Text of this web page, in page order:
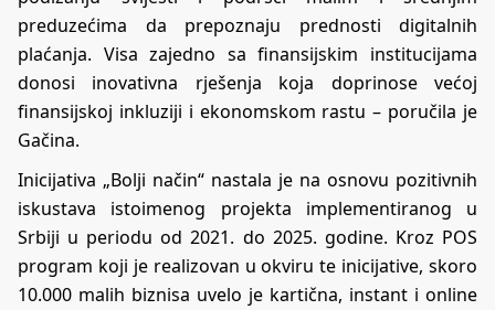
preduzećima da prepoznaju prednosti digitalnih
plaćanja. Visa zajedno sa finansijskim institucijama
donosi inovativna rješenja koja doprinose većoj
finansijskoj inkluziji i ekonomskom rastu – poručila je
Gačina.
Inicijativa „Bolji način“ nastala je na osnovu pozitivnih
iskustava istoimenog projekta implementiranog u
Srbiji u periodu od 2021. do 2025. godine. Kroz POS
program koji je realizovan u okviru te inicijative, skoro
10.000 malih biznisa uvelo je kartična, instant i online